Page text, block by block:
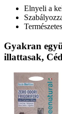
Elnyeli a
Gyakran
illattasak,